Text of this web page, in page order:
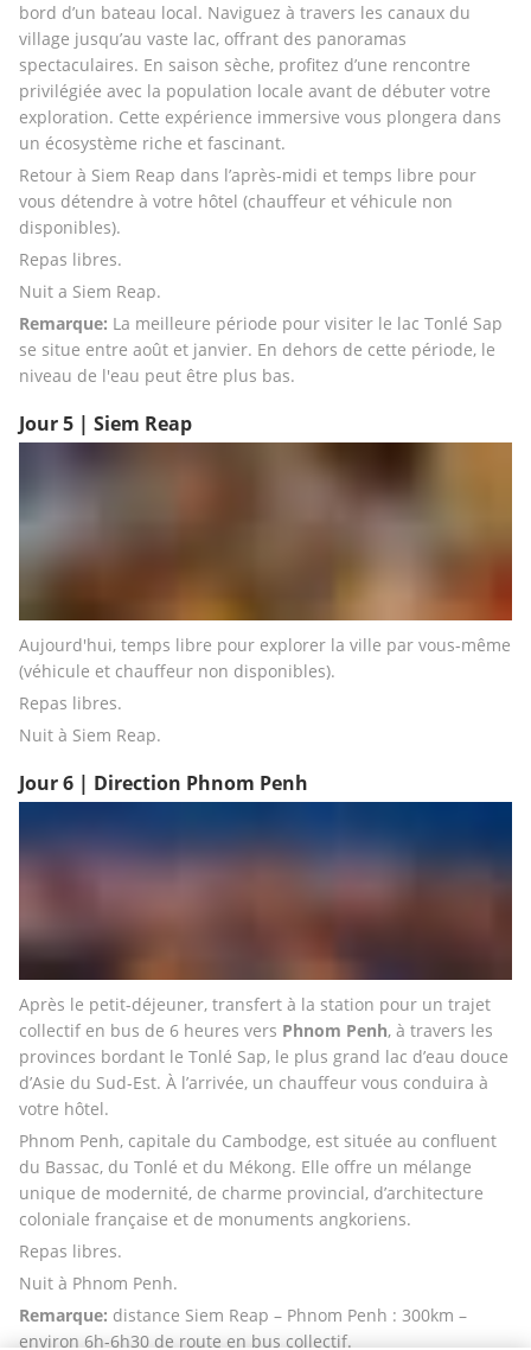
bord d’un bateau local. Naviguez à travers les canaux du
village jusqu’au vaste lac, offrant des panoramas
spectaculaires. En saison sèche, profitez d’une rencontre
privilégiée avec la population locale avant de débuter votre
exploration. Cette expérience immersive vous plongera dans
un écosystème riche et fascinant.
Retour à Siem Reap dans l’après-midi et temps libre pour
vous détendre à votre hôtel (chauffeur et véhicule non
disponibles).
Repas libres.
Nuit a Siem Reap.
Remarque: La meilleure période pour visiter le lac Tonlé Sap
se situe entre août et janvier. En dehors de cette période, le
niveau de l'eau peut être plus bas.
Jour 5 | Siem Reap
Aujourd'hui, temps libre pour explorer la ville par vous-même
(véhicule et chauffeur non disponibles).
Repas libres.
Nuit à Siem Reap.
Jour 6 | Direction Phnom Penh
Après le petit-déjeuner, transfert à la station pour un trajet
collectif en bus de 6 heures vers Phnom Penh, à travers les
provinces bordant le Tonlé Sap, le plus grand lac d’eau douce
d’Asie du Sud-Est. À l’arrivée, un chauffeur vous conduira à
votre hôtel.
Phnom Penh, capitale du Cambodge, est située au confluent
du Bassac, du Tonlé et du Mékong. Elle offre un mélange
unique de modernité, de charme provincial, d’architecture
coloniale française et de monuments angkoriens.
Repas libres.
Nuit à Phnom Penh.
Remarque: distance Siem Reap – Phnom Penh : 300km –
environ 6h-6h30 de route en bus collectif.